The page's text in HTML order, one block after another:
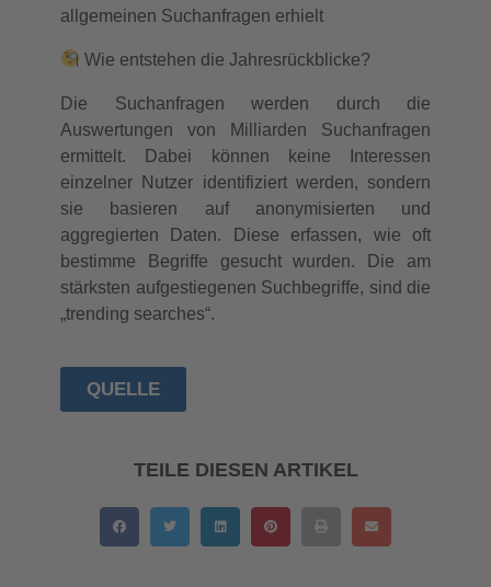
allgemeinen Suchanfragen erhielt
Wie entstehen die Jahresrückblicke?
Die Suchanfragen werden durch die
Auswertungen von Milliarden Suchanfragen
ermittelt. Dabei können keine Interessen
einzelner Nutzer identifiziert werden, sondern
sie basieren auf anonymisierten und
aggregierten Daten. Diese erfassen, wie oft
bestimme Begriffe gesucht wurden. Die am
stärksten aufgestiegenen Suchbegriffe, sind die
„trending searches“.
QUELLE
TEILE DIESEN ARTIKEL